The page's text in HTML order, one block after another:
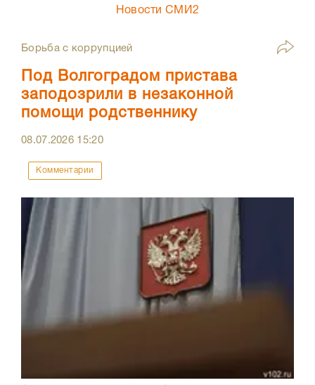
Новости СМИ2
Борьба с коррупцией
Под Волгоградом пристава
заподозрили в незаконной
помощи родственнику
08.07.2026 15:20
Комментарии